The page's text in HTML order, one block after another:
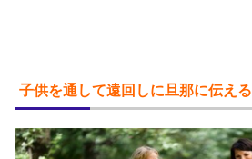
子供を通して遠回しに旦那に伝える